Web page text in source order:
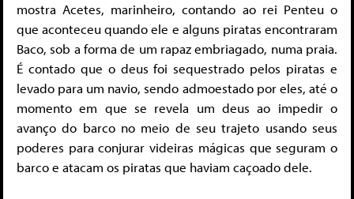
mostra Acetes, marinheiro, contando ao rei Penteu o
que aconteceu quando ele e alguns piratas encontraram
Baco, sob a forma de um rapaz embriagado, numa praia.
É contado que o deus foi sequestrado pelos piratas e
levado para um navio, sendo admoestado por eles, até o
momento em que se revela um deus ao impedir o
avanço do barco no meio de seu trajeto usando seus
poderes para conjurar videiras mágicas que seguram o
barco e atacam os piratas que haviam caçoado dele.